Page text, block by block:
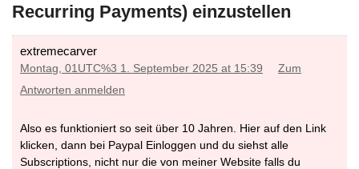
Wenn via PayPal mit Kreditkarte bezahlt wurde - bitte den
"Kündige PayPal Abos" Reiter oben klicken!
Bitte Log dich via Sidebar ein - bzw hier
https://www.velomap.org/wp-login.php
Recurring Payments) einzustellen
extremecarver
Montag, 01UTC%3 1. September 2025 at 15:39
Zum
Antworten anmelden
Also es funktioniert so seit über 10 Jahren. Hier auf den Link
klicken, dann bei Paypal Einloggen und du siehst alle
Subscriptions, nicht nur die von meiner Website falls du